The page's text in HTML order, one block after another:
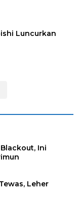
Luncurkan
Ini
Leher